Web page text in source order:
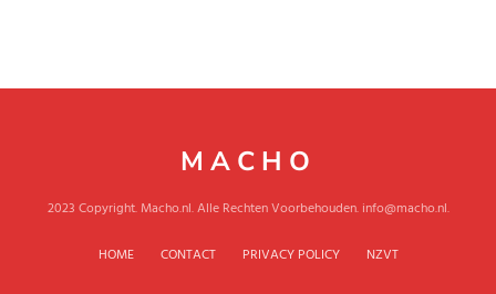
MACHO
2023 Copyright. Macho.nl. Alle Rechten Voorbehouden. info@macho.nl.
HOME CONTACT PRIVACY POLICY NZVT